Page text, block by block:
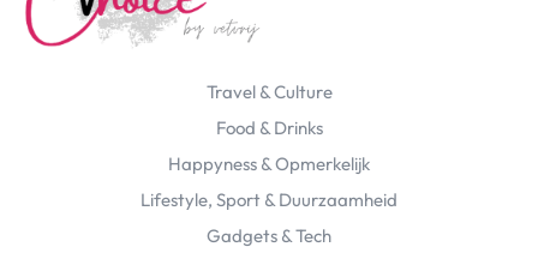
Travel & Culture
Food & Drinks
Happyness & Opmerkelijk
Lifestyle, Sport & Duurzaamheid
Gadgets & Tech